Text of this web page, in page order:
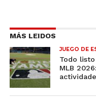
MÁS LEIDOS
JUEGO DE
Todo
MLB